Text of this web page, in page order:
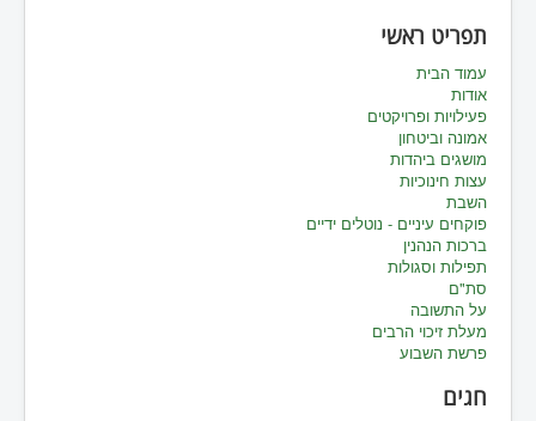
תפריט ראשי
עמוד הבית
אודות
פעילויות ופרויקטים
אמונה וביטחון
מושגים ביהדות
עצות חינוכיות
השבת
פוקחים עיניים - נוטלים ידיים
ברכות הנהנין
תפילות וסגולות
סת"ם
על התשובה
מעלת זיכוי הרבים
פרשת השבוע
חגים